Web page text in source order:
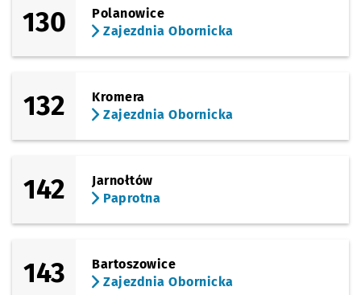
130
Polanowice
Zajezdnia Obornicka
132
Kromera
Zajezdnia Obornicka
142
Jarnołtów
Paprotna
143
Bartoszowice
Zajezdnia Obornicka